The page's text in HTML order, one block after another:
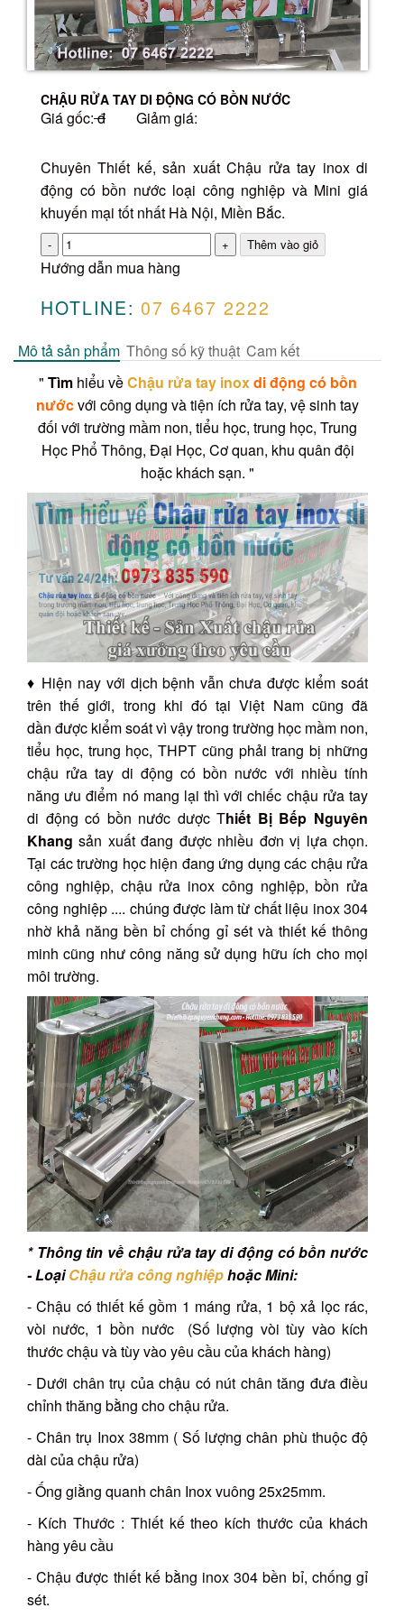
CHẬU RỬA TAY DI ĐỘNG CÓ BỒN NƯỚC
Giá gốc:đ Giảm giá:
Chuyên Thiết kế, sản xuất Chậu rửa tay inox di
động có bồn nước loại công nghiệp và Mini giá
khuyến mại tốt nhất Hà Nội, Miền Bắc.
Số
lượng
Hướng dẫn mua hàng
HOTLINE: 07 6467 2222
Mô tả sản phẩm Thông số kỹ thuật Cam kết
" Tìmhiểu vềChậu rửa tay inoxdi động có bồn
nướcvới công dụng và tiện ích rửa tay, vệ sinh tay
đối với trường mầm non, tiểu học, trung học, Trung
Học Phổ Thông, Đại Học, Cơ quan, khu quân đội
hoặc khách sạn. "
♦ Hiện nay với dịch bệnh vẫn chưa được kiểm soát
trên thế giới, trong khi đó tại Việt Nam cũng đã
dần được kiểm soát vì vậy trong trường học mầm non,
tiểu học, trung học, THPT cũng phải trang bị những
chậu rửa tay di động có bồn nước với nhiều tính
năng ưu điểm nó mang lại thì với chiếc chậu rửa tay
di động có bồn nước dược Thiết Bị Bếp Nguyên
Khang sản xuất đang được nhiều đơn vị lựa chọn.
Tại các trường học hiện đang ứng dụng các chậu rửa
công nghiệp, chậu rửa inox công nghiệp, bồn rửa
công nghiệp .... chúng được làm từ chất liệu inox 304
nhờ khả năng bền bỉ chống gỉ sét và thiết kế thông
minh cũng như công năng sử dụng hữu ích cho mọi
môi trường.
* Thông tin về chậu rửa tay di động có bồn nước
- LoạiChậu rửa công nghiệphoặc Mini:
- Chậu có thiết kế gồm 1 máng rửa, 1 bộ xả lọc rác,
vòi nước, 1 bồn nước (Số lượng vòi tùy vào kích
thước chậu và tùy vào yêu cầu của khách hàng)
- Dưới chân trụ của chậu có nút chân tăng đưa điều
chỉnh thăng bằng cho chậu rửa.
- Chân trụ Inox 38mm ( Số lượng chân phù thuộc độ
dài của chậu rửa)
- Ống giằng quanh chân Inox vuông 25x25mm.
- Kích Thước : Thiết kế theo kích thước của khách
hàng yêu cầu
- Chậu được thiết kế bằng inox 304 bền bỉ, chống gỉ
sét.